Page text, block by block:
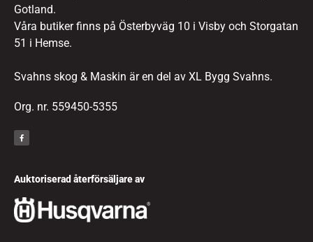
Gotland.
Våra butiker finns på Österbyväg 10 i Visby och Storgatan
51 i Hemse.
Svahns skog & Maskin är en del av XL Bygg Svahns.
Org. nr. 559450-5355
Auktoriserad återförsäljare av